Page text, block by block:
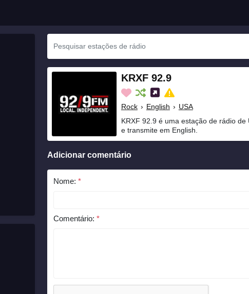
KRXF 92.9
Rock › English › USA
KRXF 92.9 é uma estação de rádio
e transmite em English.
Adicionar comentário
Nome: *
Comentário: *